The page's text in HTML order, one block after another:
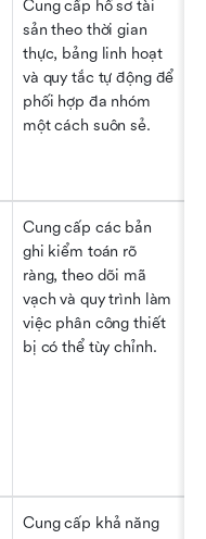
Cung cấp hồ sơ tài
sản theo thời gian
thực, bảng linh hoạt
và quy tắc tự động để
phối hợp đa nhóm
một cách suôn sẻ.
Cung cấp các bản
ghi kiểm toán rõ
ràng, theo dõi mã
vạch và quy trình làm
việc phân công thiết
bị có thể tùy chỉnh.
Cung cấp khả năng